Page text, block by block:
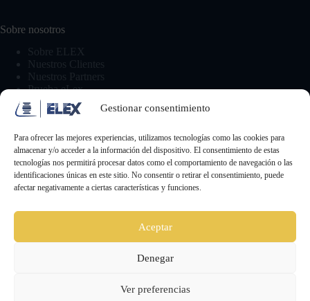
Gestionar consentimiento
Para ofrecer las mejores experiencias, utilizamos tecnologías como las cookies para
almacenar y/o acceder a la información del dispositivo. El consentimiento de estas
tecnologías nos permitirá procesar datos como el comportamiento de navegación o las
identificaciones únicas en este sitio. No consentir o retirar el consentimiento, puede
afectar negativamente a ciertas características y funciones.
Aceptar
Denegar
Ver preferencias
Sobre nosotros
Sobre ELEX
Nuestros Clientes
Nuestros Partners
Prueba eLex
Comunicación
Suscríbete a la Newsletter
Contacto y sugerencias
Prensa
Copyright © 2026 - Soltel Group